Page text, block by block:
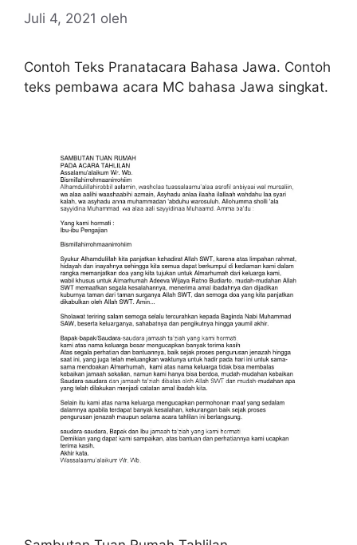
Juli 4, 2021 oleh
Contoh Teks Pranatacara Bahasa Jawa. Contoh
teks pembawa acara MC bahasa Jawa singkat.